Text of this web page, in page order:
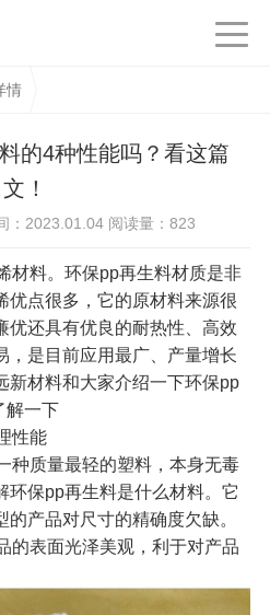
情
的4种性能吗？看这篇
文！
：2023.01.04 阅读量： 823
料。环保pp再生料材质是非
优点很多，它的原材料来源很
优还具有优良的耐热性、高效
，是目前应用最广、产量增长
新材料和大家介绍一下环保pp
解一下
性能
质量最轻的塑料，本身无毒
环保pp再生料是什么材料。它
产品对尺寸的精确度欠缺。
的表面光泽美观，利于对产品